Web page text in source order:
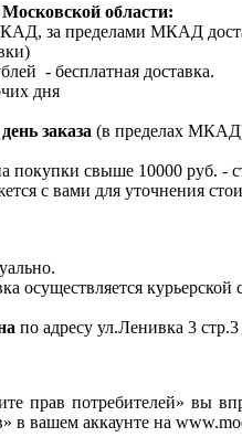
области:
за пределами МКАД
- бесплатная доставка.
дня
заказа (в пределах МКАД)
покупки свыше 10000 руб. -
с вами для уточнения
осуществляется
по адресу ул.Ленивка 3
прав потребителей» вы
в вашем аккаунте на